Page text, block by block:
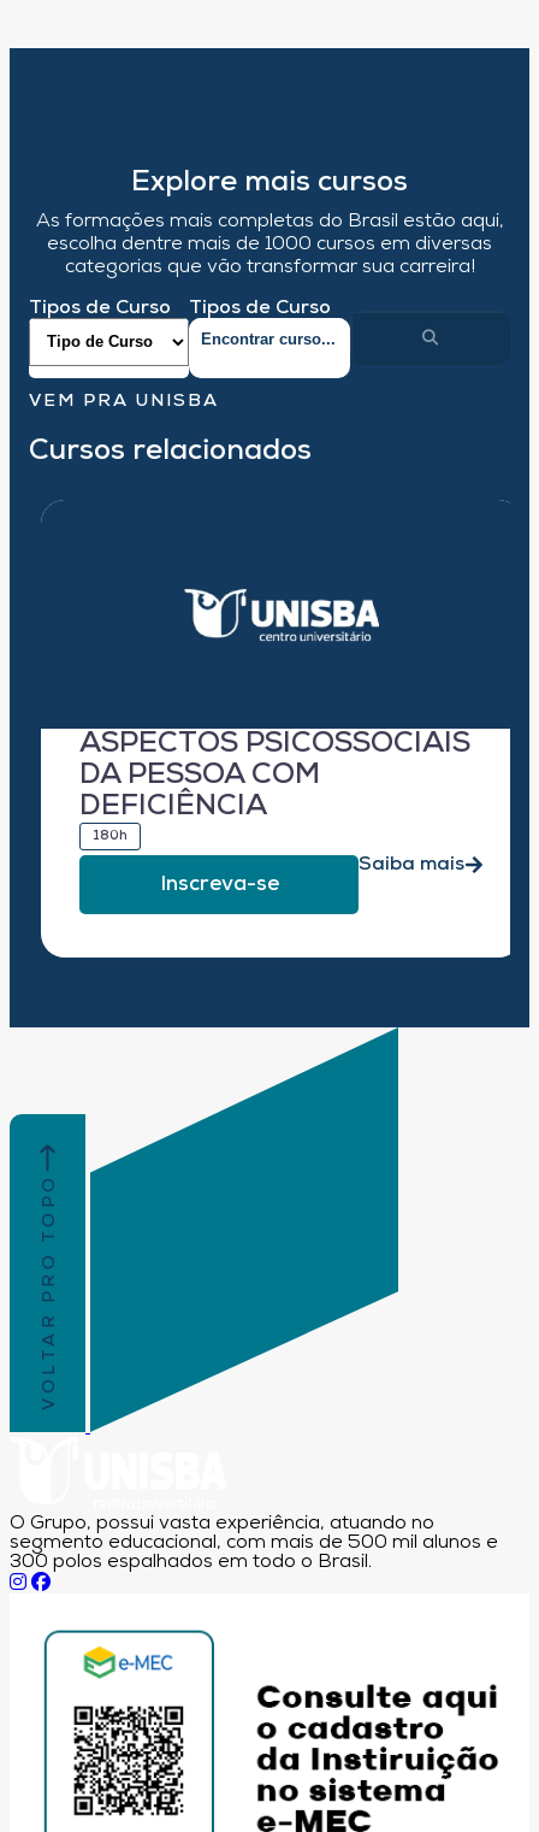
Explore mais cursos
As formações mais completas do Brasil estão aqui,
escolha dentre mais de 1000 cursos em diversas
categorias que vão transformar sua carreira!
Tipos de Curso Tipos de Curso
VEM PRA UNISBA
Cursos relacionados
ASPECTOS PSICOSSOCIAIS
DA PESSOA COM
DEFICIÊNCIA
180h
Inscreva-se
Saiba mais
VOLTAR PRO TOPO
O Grupo, possui vasta experiência, atuando no
segmento educacional, com mais de 500 mil alunos e
300 polos espalhados em todo o Brasil.